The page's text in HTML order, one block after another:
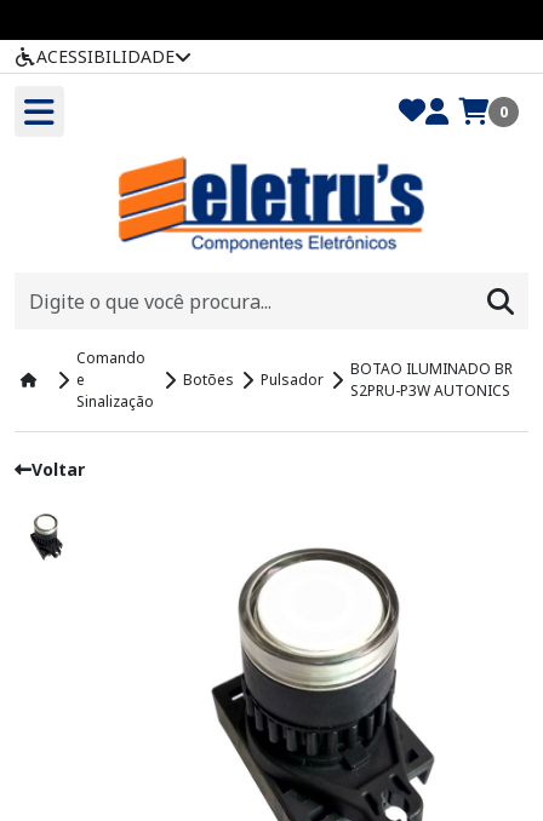
ACESSIBILIDADE
0
Comando
e
Sinalização
Botões Pulsador
BOTAO ILUMINADO BR
S2PRU-P3W AUTONICS
Voltar